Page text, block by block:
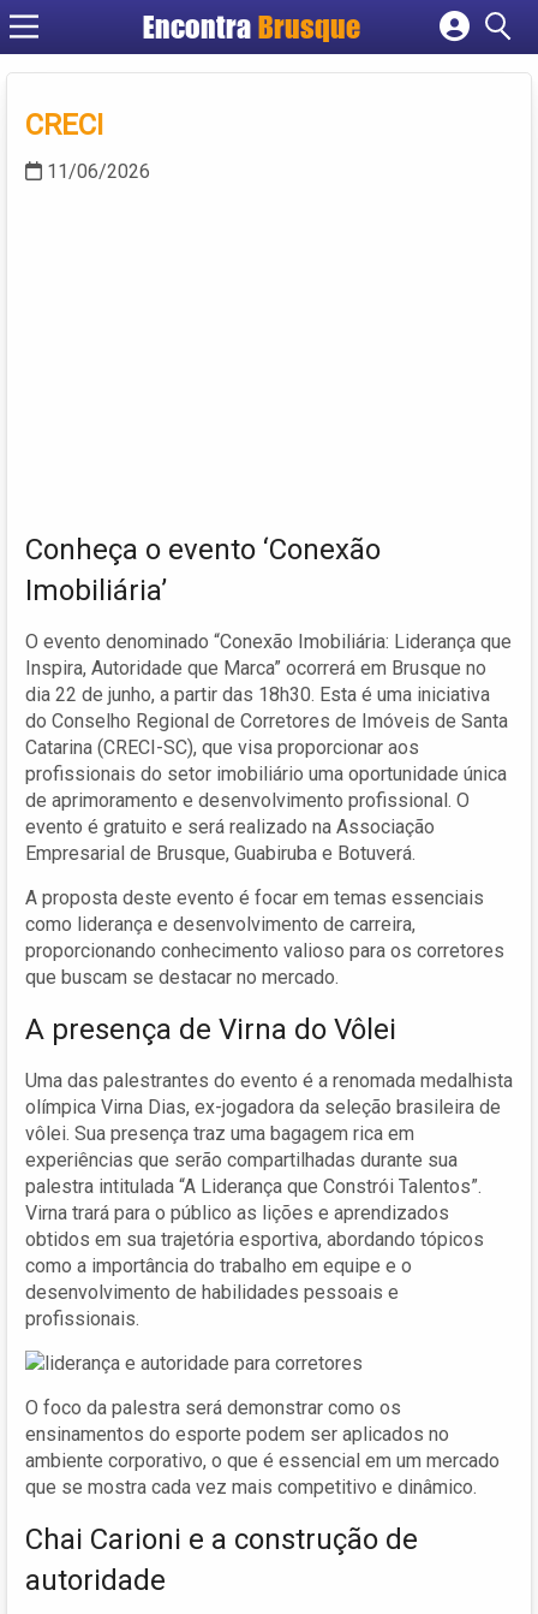
EncontraBrusque
Cadastrar empresa
CRECI
11/06/2026
Conheça o evento ‘Conexão
Imobiliária’
O evento denominado “Conexão Imobiliária: Liderança que
Inspira, Autoridade que Marca” ocorrerá em Brusque no
dia 22 de junho, a partir das 18h30. Esta é uma iniciativa
do Conselho Regional de Corretores de Imóveis de Santa
Catarina (CRECI-SC), que visa proporcionar aos
profissionais do setor imobiliário uma oportunidade única
de aprimoramento e desenvolvimento profissional. O
evento é gratuito e será realizado na Associação
Empresarial de Brusque, Guabiruba e Botuverá.
A proposta deste evento é focar em temas essenciais
como liderança e desenvolvimento de carreira,
proporcionando conhecimento valioso para os corretores
que buscam se destacar no mercado.
A presença de Virna do Vôlei
Uma das palestrantes do evento é a renomada medalhista
olímpica Virna Dias, ex-jogadora da seleção brasileira de
vôlei. Sua presença traz uma bagagem rica em
experiências que serão compartilhadas durante sua
palestra intitulada “A Liderança que Constrói Talentos”.
Virna trará para o público as lições e aprendizados
obtidos em sua trajetória esportiva, abordando tópicos
como a importância do trabalho em equipe e o
desenvolvimento de habilidades pessoais e
profissionais.
O foco da palestra será demonstrar como os
ensinamentos do esporte podem ser aplicados no
ambiente corporativo, o que é essencial em um mercado
que se mostra cada vez mais competitivo e dinâmico.
Chai Carioni e a construção de
autoridade